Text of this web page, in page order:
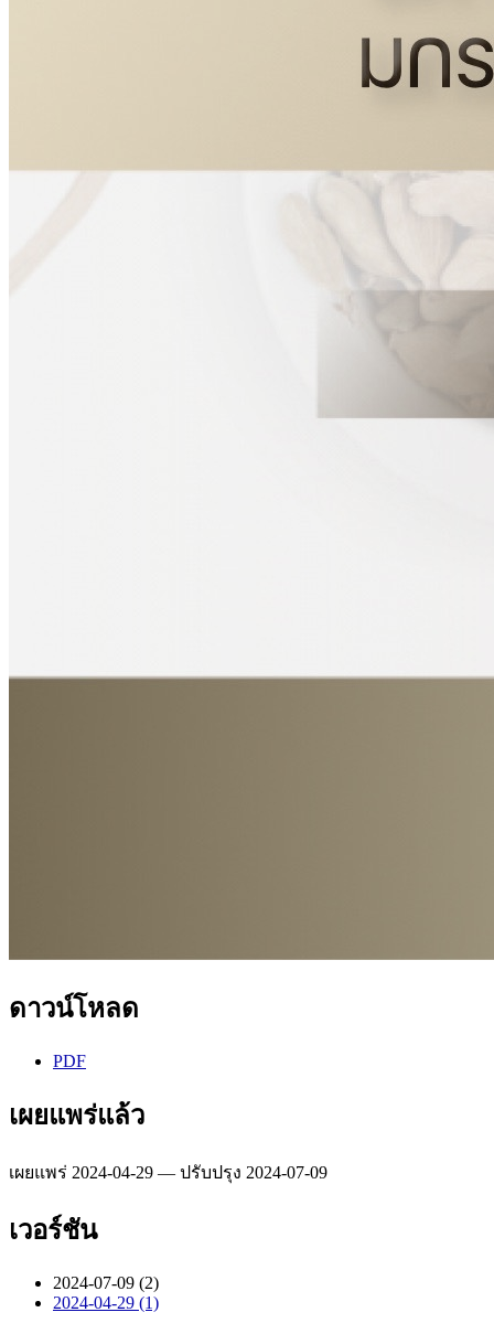
ดาวน์โหลด
PDF
เผยแพร่แล้ว
เผยแพร่ 2024-04-29 — ปรับปรุง 2024-07-09
เวอร์ชัน
2024-07-09 (2)
2024-04-29 (1)